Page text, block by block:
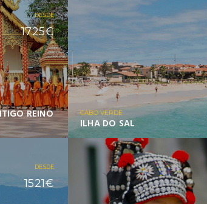
DESDE
1725€
REINO CABO VERDE
ILHA DO SAL
DESDE
1521€